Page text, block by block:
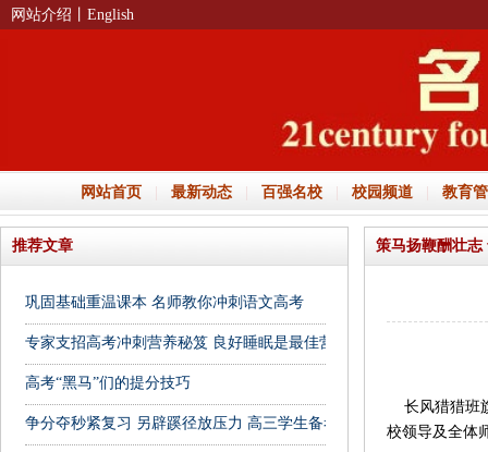
网站介绍 丨English
网站首页 最新动态 百强名校 校园频道 教育
推荐文章
巩固基础重温课本 名师教你冲刺语文高考
专家支招高考冲刺营养秘笈 良好睡眠是最佳营养剂
高考“黑马”们的提分技巧
争分夺秒紧复习 另辟蹊径放压力 高三学生备考忙
策马扬鞭酬壮志
长风猎猎班
校领导及全体